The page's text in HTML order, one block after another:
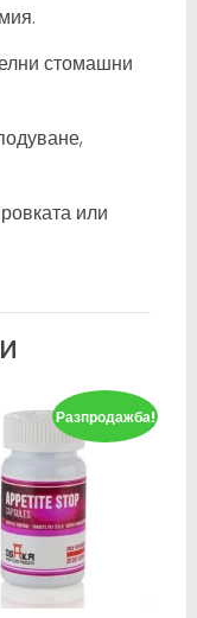
стомашни
или
Разпродажба!